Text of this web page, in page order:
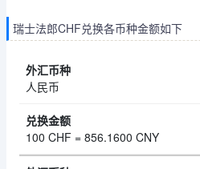
瑞士法郎CHF兑换各币种金额如下
人民币
100 CHF = 856.1600 CNY